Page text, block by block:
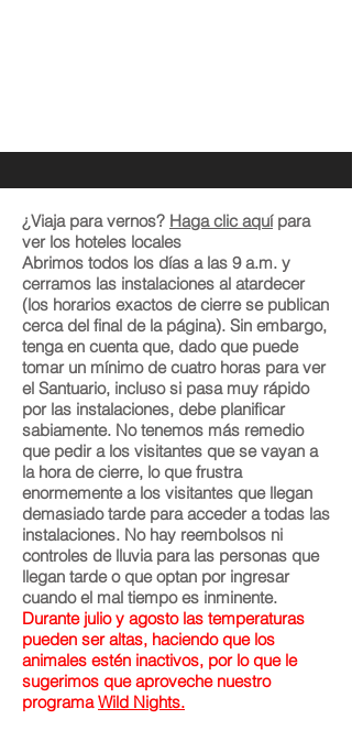
¿Viaja para vernos? Haga clic aquípara
ver los hoteles locales
Abrimos todos los días a las 9 a.m. y
cerramos las instalaciones al atardecer
(los horarios exactos de cierre se publican
cerca del final de la página). Sin embargo,
tenga en cuenta que, dado que puede
tomar un mínimo de cuatro horas para ver
el Santuario, incluso si pasa muy rápido
por las instalaciones, debe planificar
sabiamente. No tenemos más remedio
que pedir a los visitantes que se vayan a
la hora de cierre, lo que frustra
enormemente a los visitantes que llegan
demasiado tarde para acceder a todas las
instalaciones. No hay reembolsos ni
controles de lluvia para las personas que
llegan tarde o que optan por ingresar
cuando el mal tiempo es inminente.
Durante julio y agosto las temperaturas
pueden ser altas, haciendo que los
animales estén inactivos, por lo que le
sugerimos que aproveche nuestro
programaWild Nights.